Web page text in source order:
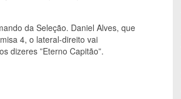
da Seleção. Daniel Alves, que
4, o lateral-direito vai
dizeres ”Eterno Capitão”.